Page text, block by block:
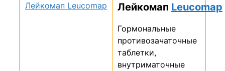
Лейкомап Leucomap
Гормональные
противозачаточные
таблетки,
внутриматочные